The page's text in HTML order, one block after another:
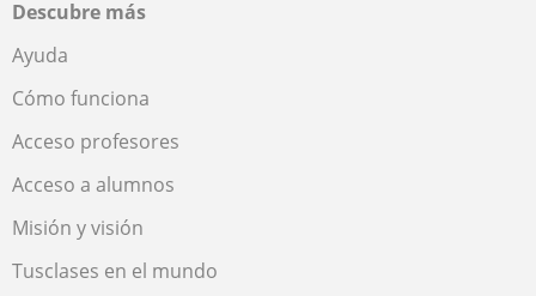
Descubre más
Ayuda
Cómo funciona
Acceso profesores
Acceso a alumnos
Misión y visión
Tusclases en el mundo